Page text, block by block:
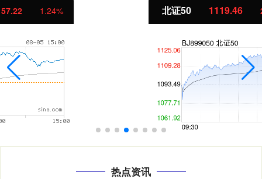
北证50 25.97 2.38%
热点资讯